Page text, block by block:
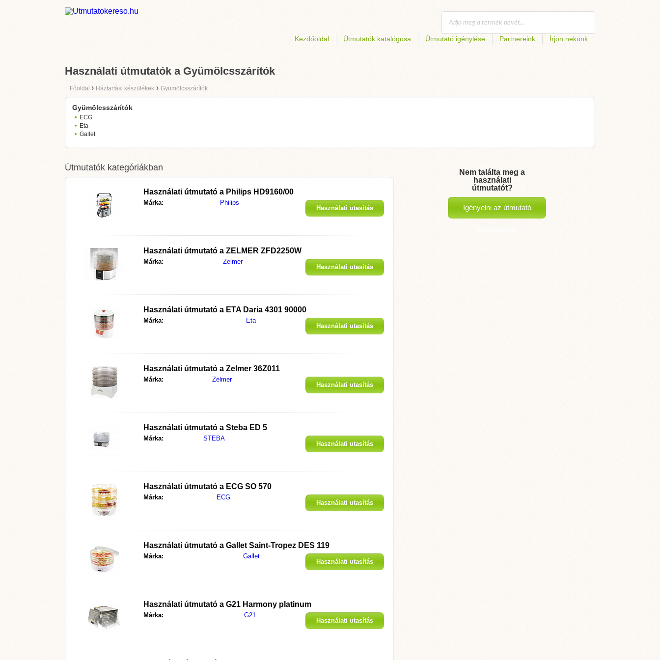
Kezdőoldal Útmutatók katalógusa Útmutató igénylése Partnereink Írjon nekünk
Használati útmutatók a Gyümölcsszárítók
Főoldal › Háztartási készülékek › Gyümölcsszárítók
Gyümölcsszárítók
ECG
Eta
Gallet
Útmutatók kategóriákban
Használati útmutató a Philips HD9160/00
Márka: Philips
Használati utasítás
Használati útmutató a ZELMER ZFD2250W
Márka: Zelmer
Használati utasítás
Használati útmutató a ETA Daria 4301 90000
Márka: Eta
Használati utasítás
Használati útmutató a Zelmer 36Z011
Márka: Zelmer
Használati utasítás
Használati útmutató a Steba ED 5
Márka: STEBA
Használati utasítás
Használati útmutató a ECG SO 570
Márka: ECG
Használati utasítás
Használati útmutató a Gallet Saint-Tropez DES 119
Márka: Gallet
Használati utasítás
Használati útmutató a G21 Harmony platinum
Márka: G21
Használati utasítás
Nem találta meg a
használati
útmutatót?
Igényelni az útmutató